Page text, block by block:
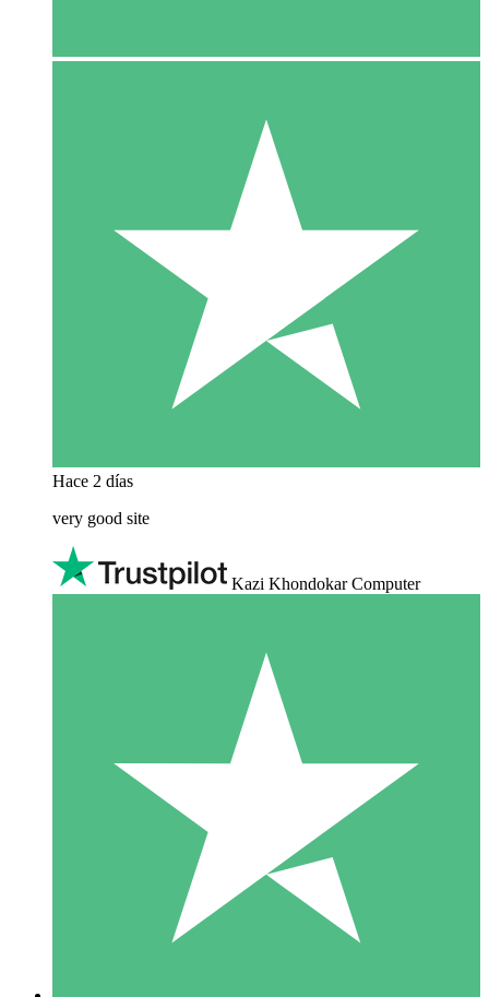
Hace 2 días
very good site
Kazi Khondokar Computer